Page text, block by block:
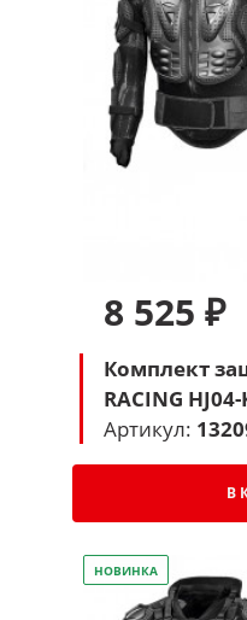
8 525 ₽
Комплект
RACING
Артикул:
В
НОВИНКА